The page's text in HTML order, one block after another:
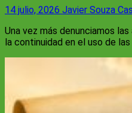
14 julio, 2026 Javier Souza
Una vez más denunciamos
la continuidad en el uso de